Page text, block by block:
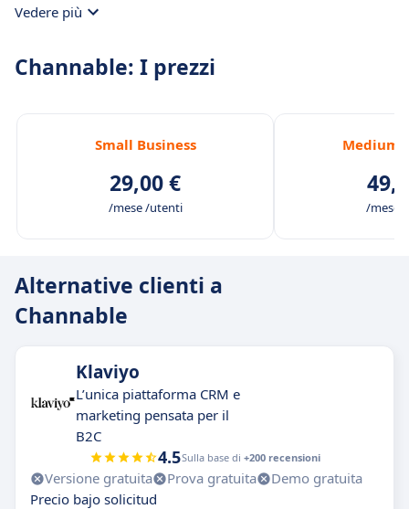
Vedere più
Channable: I prezzi
Small Business
29,00 €
/mese /utenti
Medium
/mese
Alternative clienti a
Channable
Klaviyo
L’unica piattaforma CRM e
marketing pensata per il
B2C
4.5Sulla base di +200 recensioni
Versione gratuita Prova gratuita
Demo gratuita
Precio bajo solicitud